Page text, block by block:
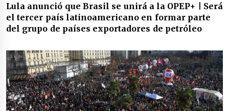
Lula anunció que Brasil se unirá a la OPEP+ | Será
el tercer país latinoamericano en formar parte
del grupo de países exportadores de petróleo